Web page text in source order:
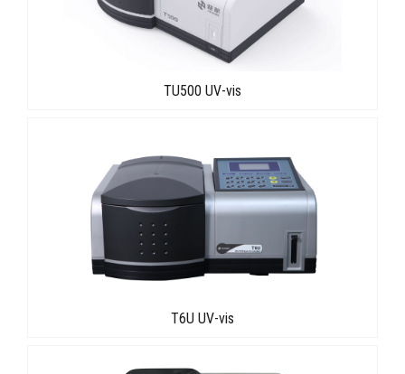
TU500 UV-vis
T6U UV-vis